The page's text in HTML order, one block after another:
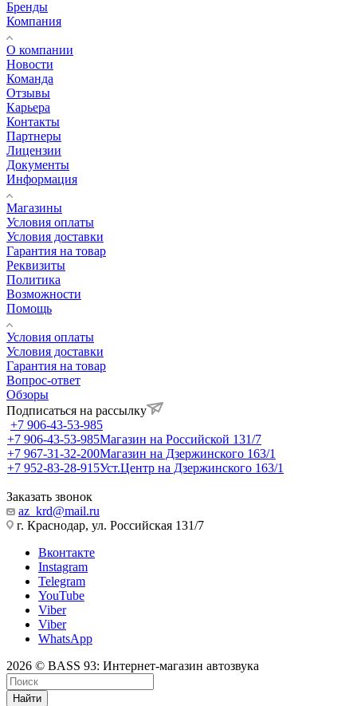
Бренды
Компания
О компании
Новости
Команда
Отзывы
Карьера
Контакты
Партнеры
Лицензии
Документы
Информация
Магазины
Условия оплаты
Условия доставки
Гарантия на товар
Реквизиты
Политика
Возможности
Помощь
Условия оплаты
Условия доставки
Гарантия на товар
Вопрос-ответ
Обзоры
Подписаться на рассылку
+7 906-43-53-985
+7 906-43-53-985Магазин на Российской 131/7
+7 967-31-32-200Магазин на Дзержинского 163/1
+7 952-83-28-915Уст.Центр на Дзержинского 163/1
Заказать звонок
az_krd@mail.ru
г. Краснодар, ул. Российская 131/7
Вконтакте
Instagram
Telegram
YouTube
Viber
Viber
WhatsApp
2026 © BASS 93: Интернет-магазин автозвука
Найти